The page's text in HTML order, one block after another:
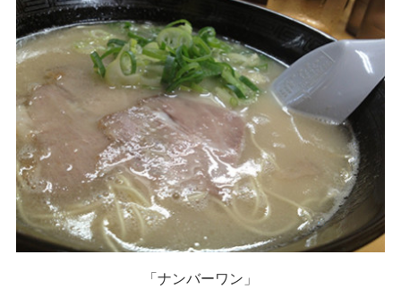
「ナンバーワン」